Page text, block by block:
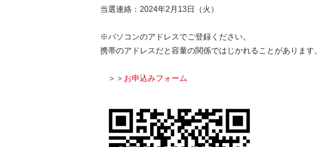
当選連絡：2024年2月13日（火）
※パソコンのアドレスでご登録ください。
携帯のアドレスだと容量の関係ではじかれることがあります。
＞＞ お申込みフォーム